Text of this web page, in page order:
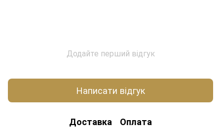
Додайте перший відгук
Написати відгук
Доставка Оплата